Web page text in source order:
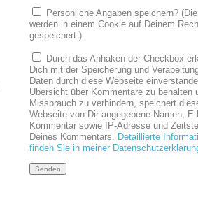
Persönliche Angaben speichern?
werden in einem Cookie auf Deinem
gespeichert.)
Durch das Anhaken der Checkbox
Dich mit der Speicherung und
Daten durch diese Webseite
Übersicht über Kommentare zu behalten
Missbrauch zu verhindern, speichert
Webseite von Dir angegebene Namen,
Kommentar sowie IP-Adresse und
Deines Kommentars. Detaillierte
finden Sie in meiner